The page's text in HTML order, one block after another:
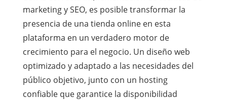
marketing y SEO, es posible transformar la
presencia de una tienda online en esta
plataforma en un verdadero motor de
crecimiento para el negocio. Un diseño web
optimizado y adaptado a las necesidades del
público objetivo, junto con un hosting
confiable que garantice la disponibilidad